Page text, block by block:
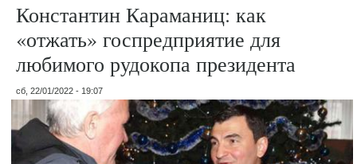
Константин Караманиц: как
«отжать» госпредприятие для
любимого рудокопа президента
сб, 22/01/2022 - 19:07